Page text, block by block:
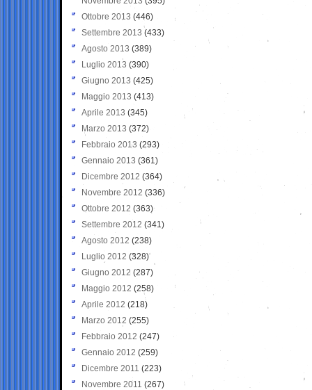
Ottobre 2013 (446)
Settembre 2013 (433)
Agosto 2013 (389)
Luglio 2013 (390)
Giugno 2013 (425)
Maggio 2013 (413)
Aprile 2013 (345)
Marzo 2013 (372)
Febbraio 2013 (293)
Gennaio 2013 (361)
Dicembre 2012 (364)
Novembre 2012 (336)
Ottobre 2012 (363)
Settembre 2012 (341)
Agosto 2012 (238)
Luglio 2012 (328)
Giugno 2012 (287)
Maggio 2012 (258)
Aprile 2012 (218)
Marzo 2012 (255)
Febbraio 2012 (247)
Gennaio 2012 (259)
Dicembre 2011 (223)
Novembre 2011 (267)